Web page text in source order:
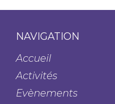
NAVIGATION
Accueil
Activités
Evènements